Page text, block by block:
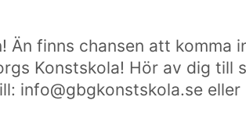
Än finns chansen att komma
Konstskola! Hör av dig till
info@gbgkonstskola.se